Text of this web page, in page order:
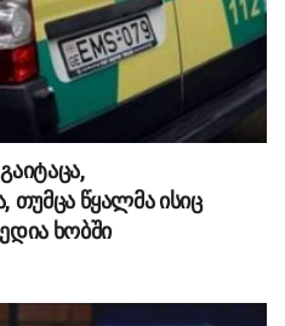
თუმცა წყალმა ისიც
ხობში